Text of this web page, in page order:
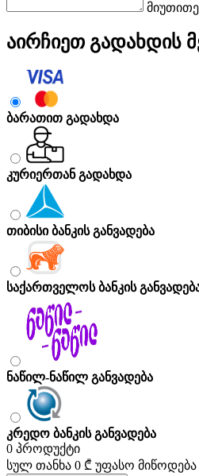
აირჩიეთ გადახდის
ბარათით გადახდა
კურიერთან გადახდა
თიბისი ბანკის განვადება
საქართველოს ბანკის
ნაწილ-ნაწილ განვადება
კრედო ბანკის განვადება
0 პროდუქტი
სულ თანხა 0 ₾ უფასო მიწოდება